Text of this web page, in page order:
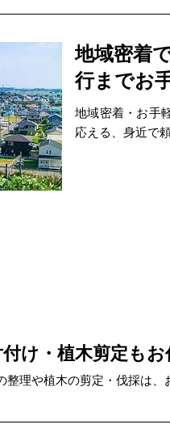
地域密着
行までお
地域密着・お手
応える、身近で
け・植木剪定もお
整理や植木の剪定・伐採は